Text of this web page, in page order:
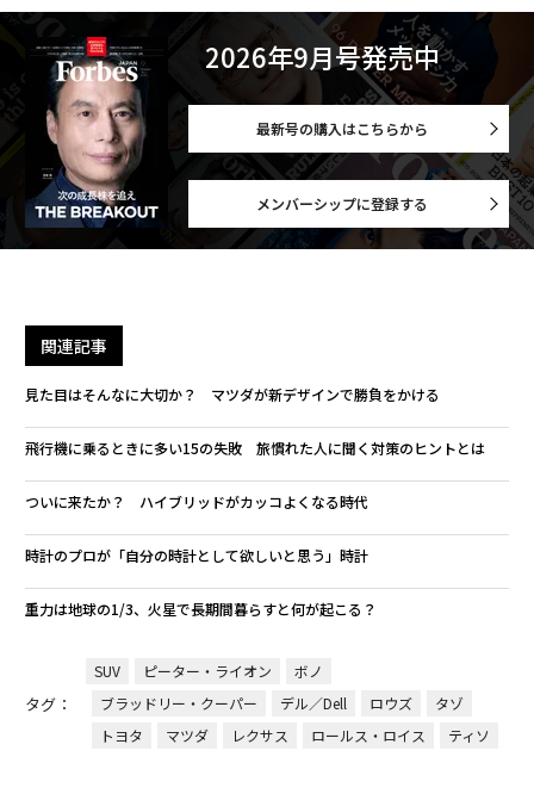
2026年9月号発売中
最新号の購入はこちらから
メンバーシップに登録する
関連記事
見た目はそんなに大切か？ マツダが新デザインで勝負をかける
飛行機に乗るときに多い15の失敗 旅慣れた人に聞く対策のヒントとは
ついに来たか？ ハイブリッドがカッコよくなる時代
時計のプロが「自分の時計として欲しいと思う」時計
重力は地球の1/3、火星で長期間暮らすと何が起こる？
タグ：
SUV ピーター・ライオン
ボノ
ブラッドリー・クーパー
デル／Dell ロウズ
タゾ
トヨタ
マツダ レクサス ロールス・ロイス ティソ